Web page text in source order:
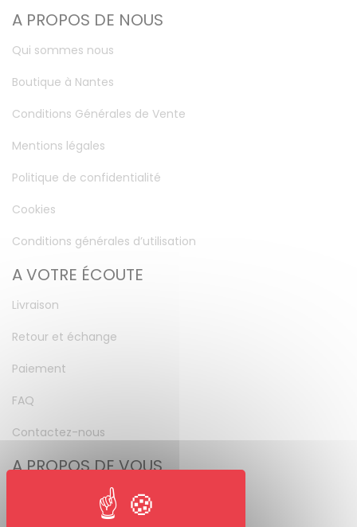
A PROPOS DE NOUS
Qui sommes nous
Boutique à Nantes
Conditions Générales de Vente
Mentions légales
Politique de confidentialité
Cookies
Conditions générales d’utilisation
A VOTRE ÉCOUTE
Livraison
Retour et échange
Paiement
FAQ
Contactez-nous
A PROPOS DE VOUS